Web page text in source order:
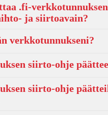
.fi-verkkotunnuksen
ja siirtoavain?
verkkotunnukseni?
siirto-ohje
siirto-ohje